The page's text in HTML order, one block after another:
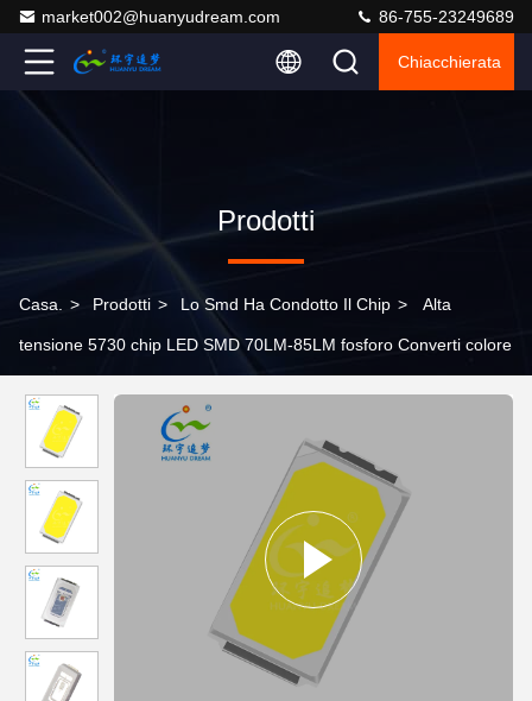
market002@huanyudream.com 86-755-23249689
Chiacchierata
Prodotti
Casa. > Prodotti > Lo Smd Ha Condotto Il Chip > Alta
tensione 5730 chip LED SMD 70LM-85LM fosforo Converti colore